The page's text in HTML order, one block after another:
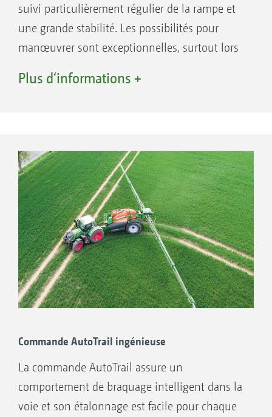
Essieu modulable avec réglage de la voie en
continu de 1,50 m à 2,25 m pour l’UX 4201
Suspension hydropneumatique d’essieu avec
direction AutoTrail pour les UX 4201 et UX 5201
Essieux AutoTrail
suivi particulièrement régulier de la rampe et
une grande stabilité. Les possibilités pour
manœuvrer sont exceptionnelles, surtout lors
dirigé lorsque la rampe est repliée.
Plus d‘informations +
Commande AutoTrail ingénieuse
La commande AutoTrail assure un
comportement de braquage intelligent dans la
voie et son étalonnage est facile pour chaque